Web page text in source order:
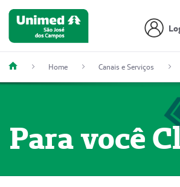
Home Canais e Serviços
Para você